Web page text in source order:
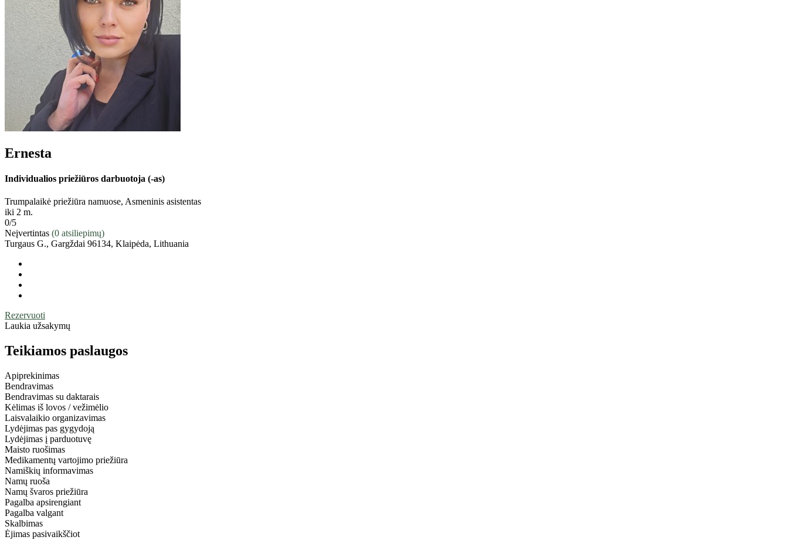
Ernesta
Individualios priežiūros darbuotoja (-as)
Trumpalaikė priežiūra namuose, Asmeninis asistentas
iki 2 m.
0/5
Neįvertintas (0 atsiliepimų)
Turgaus G., Gargždai 96134, Klaipėda, Lithuania
Rezervuoti
Laukia užsakymų
Teikiamos paslaugos
Apiprekinimas
Bendravimas
Bendravimas su daktarais
Kėlimas iš lovos / vežimėlio
Laisvalaikio organizavimas
Lydėjimas pas gygydoją
Lydėjimas į parduotuvę
Maisto ruošimas
Medikamentų vartojimo priežiūra
Namiškių informavimas
Namų ruoša
Namų švaros priežiūra
Pagalba apsirengiant
Pagalba valgant
Skalbimas
Ėjimas pasivaikščiot